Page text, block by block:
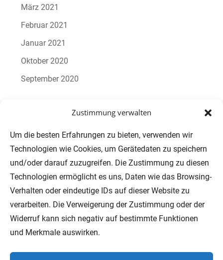
Zustimmung verwalten
Um die besten Erfahrungen zu bieten, verwenden wir
Technologien wie Cookies, um Gerätedaten zu speichern
und/oder darauf zuzugreifen. Die Zustimmung zu diesen
Technologien ermöglicht es uns, Daten wie das Browsing-
Verhalten oder eindeutige IDs auf dieser Website zu
verarbeiten. Die Verweigerung der Zustimmung oder der
Widerruf kann sich negativ auf bestimmte Funktionen
und Merkmale auswirken.
März 2021
Februar 2021
Januar 2021
Oktober 2020
September 2020
MOVE! NEWSLETTER